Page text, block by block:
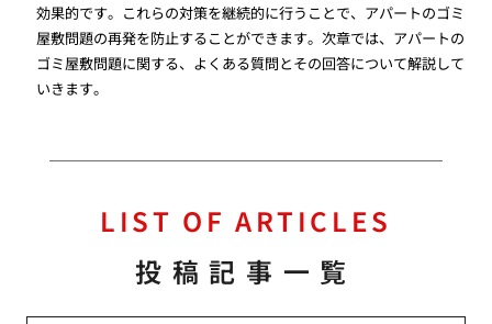
効果的です。これらの対策を継続的に行うことで、アパートのゴミ
屋敷問題の再発を防止することができます。次章では、アパートの
ゴミ屋敷問題に関する、よくある質問とその回答について解説して
いきます。
LIST OF ARTICLES
投稿記事一覧